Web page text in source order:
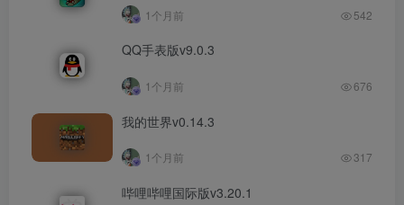
1个月前 542
QQ手表版v9.0.3
1个月前 676
我的世界v0.14.3
1个月前 317
哔哩哔哩国际版v3.20.1